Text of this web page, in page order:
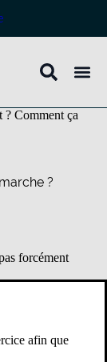
? Comment ça
?
forcément
peut être
et au
dans leafin que